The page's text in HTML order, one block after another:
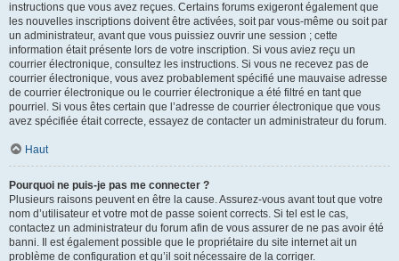
instructions que vous avez reçues. Certains forums exigeront également que
les nouvelles inscriptions doivent être activées, soit par vous-même ou soit par
un administrateur, avant que vous puissiez ouvrir une session ; cette
information était présente lors de votre inscription. Si vous aviez reçu un
courrier électronique, consultez les instructions. Si vous ne recevez pas de
courrier électronique, vous avez probablement spécifié une mauvaise adresse
de courrier électronique ou le courrier électronique a été filtré en tant que
pourriel. Si vous êtes certain que l’adresse de courrier électronique que vous
avez spécifiée était correcte, essayez de contacter un administrateur du forum.
Haut
Pourquoi ne puis-je pas me connecter ?
Plusieurs raisons peuvent en être la cause. Assurez-vous avant tout que votre
nom d’utilisateur et votre mot de passe soient corrects. Si tel est le cas,
contactez un administrateur du forum afin de vous assurer de ne pas avoir été
banni. Il est également possible que le propriétaire du site internet ait un
problème de configuration et qu’il soit nécessaire de la corriger.